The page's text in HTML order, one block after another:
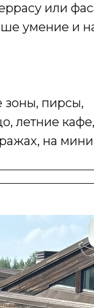
или
умение и
зоны, пирсы,
летние
на мини